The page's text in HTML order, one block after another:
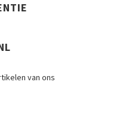
van ons